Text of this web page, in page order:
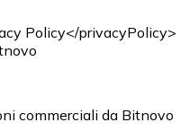
Policy</privacyPolicy>
commerciali da Bitnovo